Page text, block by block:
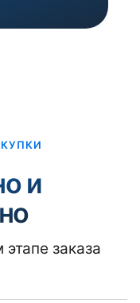
и
заказа